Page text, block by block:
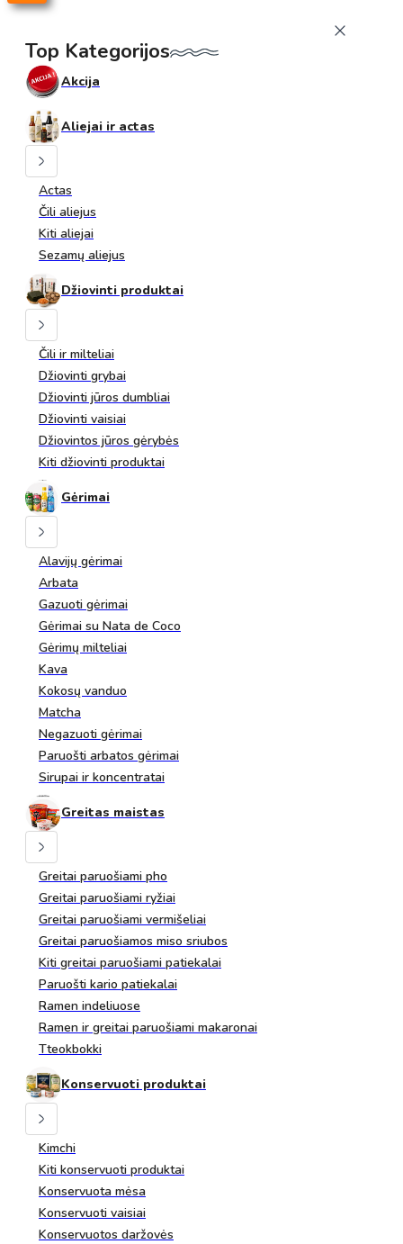
Top Kategorijos
Akcija
Aliejai ir actas
Actas
Čili aliejus
Kiti aliejai
Sezamų aliejus
Džiovinti produktai
Čili ir milteliai
Džiovinti grybai
Džiovinti jūros dumbliai
Džiovinti vaisiai
Džiovintos jūros gėrybės
Kiti džiovinti produktai
Gėrimai
Alavijų gėrimai
Arbata
Gazuoti gėrimai
Gėrimai su Nata de Coco
Gėrimų milteliai
Kava
Kokosų vanduo
Matcha
Negazuoti gėrimai
Paruošti arbatos gėrimai
Sirupai ir koncentratai
Greitas maistas
Greitai paruošiami pho
Greitai paruošiami ryžiai
Greitai paruošiami vermišeliai
Greitai paruošiamos miso sriubos
Kiti greitai paruošiami patiekalai
Paruošti kario patiekalai
Ramen indeliuose
Ramen ir greitai paruošiami makaronai
Tteokbokki
Konservuoti produktai
Kimchi
Kiti konservuoti produktai
Konservuota mėsa
Konservuoti vaisiai
Konservuotos daržovės